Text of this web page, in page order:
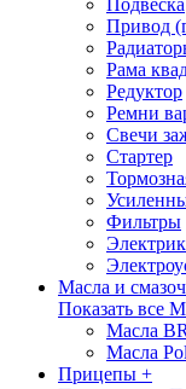
Подвеска
Привод
Рама
Редуктор
Ремни
Свечи
Стартер
Фильтры
Масла и
Показать все
Масла
Масла
Прицепы +